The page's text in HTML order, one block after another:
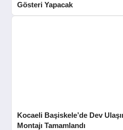
Gösteri Yapacak
Kocaeli Başiskele’de Dev
Montajı Tamamlandı